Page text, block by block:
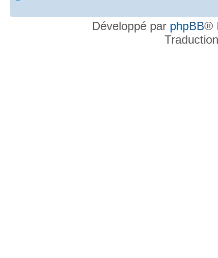
Développé par phpBB®